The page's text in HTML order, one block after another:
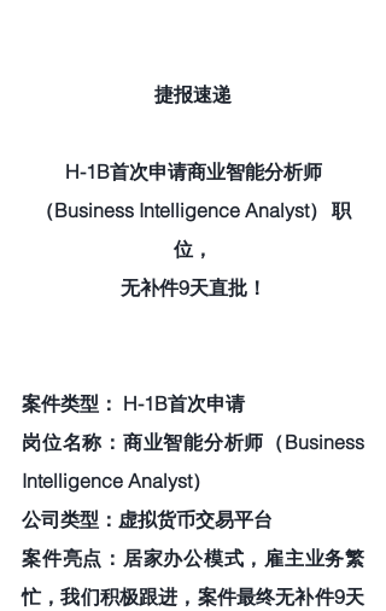
捷报速递
H-1B首次申请商业智能分析师
（Business Intelligence Analyst） 职
位，
无补件9天直批！
案件类型： H-1B首次申请
岗位名称：商业智能分析师（Business
Intelligence Analyst）
公司类型：虚拟货币交易平台
案件亮点：居家办公模式，雇主业务繁
忙，我们积极跟进，案件最终无补件9天